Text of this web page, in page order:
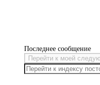
Последнее сообщение
Перейти к моей